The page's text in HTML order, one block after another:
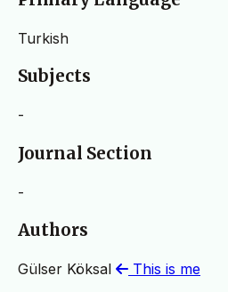
Turkish
Subjects
-
Journal Section
-
Authors
Gülser Köksal This is me